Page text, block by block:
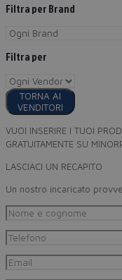
Filtra per Brand
Filtra per
TORNA AI
VENDITORI
VUOI INSERIRE I TUOI
GRATUITAMENTE SU
LASCIACI UN RECAPITO
Un nostro incaricato